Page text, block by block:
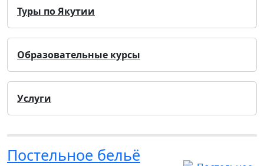
Туры по Якутии
Образовательные курсы
Услуги
Постельное бельё